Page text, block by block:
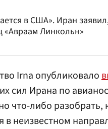
в США». Иран
«Авраам Линкольн»
Irna опубликовало
сил Ирана по
что-либо
в неизвестном